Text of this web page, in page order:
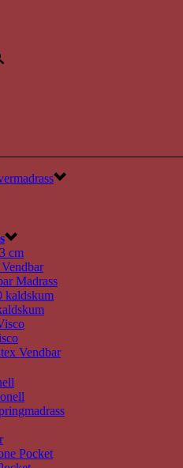
cm
Madrass
kaldskum
Vendbar
Pocket